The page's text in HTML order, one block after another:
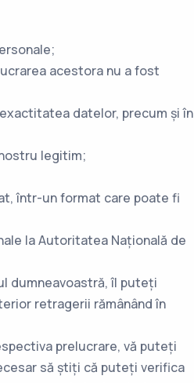
acestora nu a fost
datelor, precum și în
legitim;
într-un format care poate fi
la Autoritatea Națională de
dumneavoastră, îl puteți
retragerii rămânând în
prelucrare, vă puteți
să știți că puteți verifica